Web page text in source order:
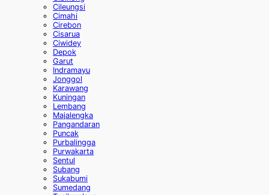
Cileungsi
Cimahi
Cirebon
Cisarua
Ciwidey
Depok
Garut
Indramayu
Jonggol
Karawang
Kuningan
Lembang
Majalengka
Pangandaran
Puncak
Purbalingga
Purwakarta
Sentul
Subang
Sukabumi
Sumedang